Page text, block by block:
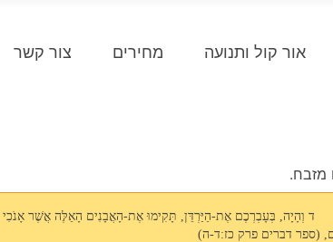
אור קול ותנועה מחירים צור קשר
מזבח.
ד וְהָיָה, בְּעָבְרְכֶם אֶת-הַיַּרְדֵּן, תָּקִימוּ אֶת-הָאֲבָנִים הָאֵלֶּה אֲשֶׁר
(ספר דברים פרק כז:ד-ה)